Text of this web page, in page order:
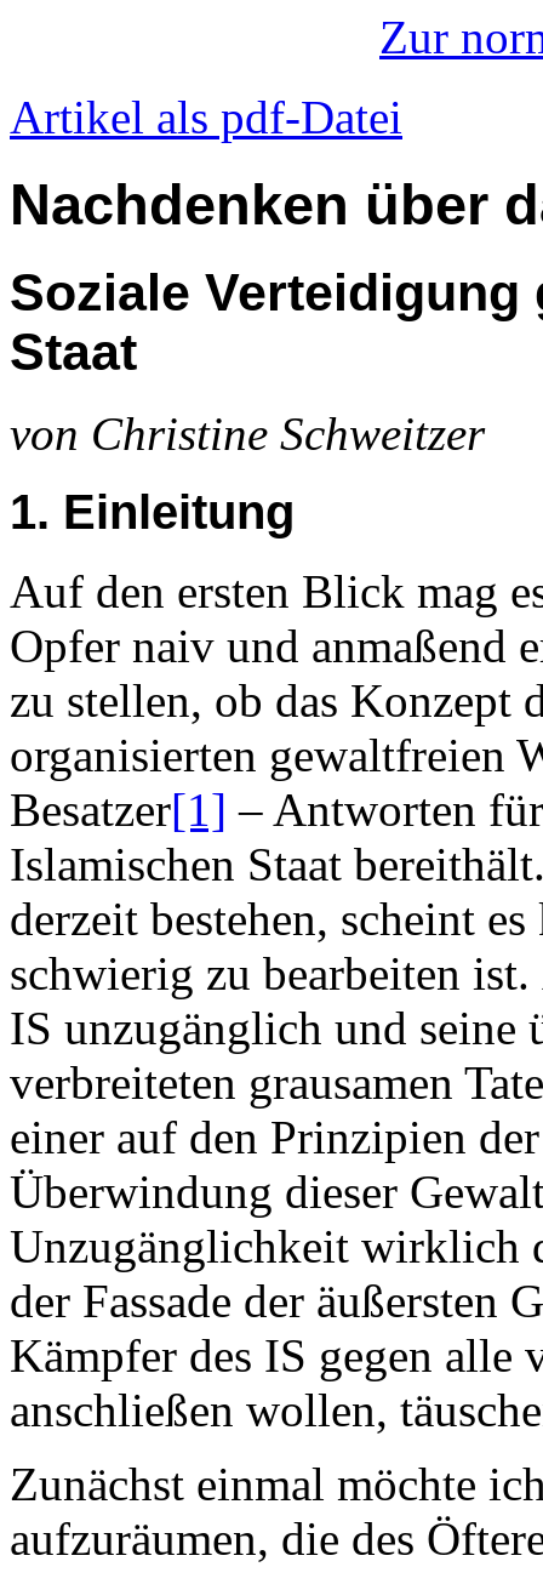
Zur
Artikel als pdf-Datei
Nachdenken über
Soziale
Staat
von Christine Schweitzer
1. Einleitung
Auf den ersten Blick mag
Opfer naiv und anmaßend
zu stellen, ob das Konzept
organisierten gewaltfreien
Besatzer[1] – Antworten
Islamischen Staat
derzeit bestehen, scheint
schwierig zu bearbeiten
IS unzugänglich und seine
verbreiteten grausamen
einer auf den Prinzipien
Überwindung dieser
Unzugänglichkeit wirklich
der Fassade der äußersten
Kämpfer des IS gegen alle
anschließen wollen,
Zunächst einmal möchte
aufzuräumen, die des